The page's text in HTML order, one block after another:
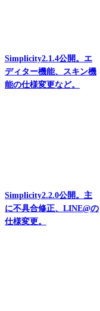
Simplicity2.1.4公開。エ
ディター機能、スキン機
能の仕様変更など。
Simplicity2.2.0公開。主
に不具合修正、LINE@の
仕様変更。